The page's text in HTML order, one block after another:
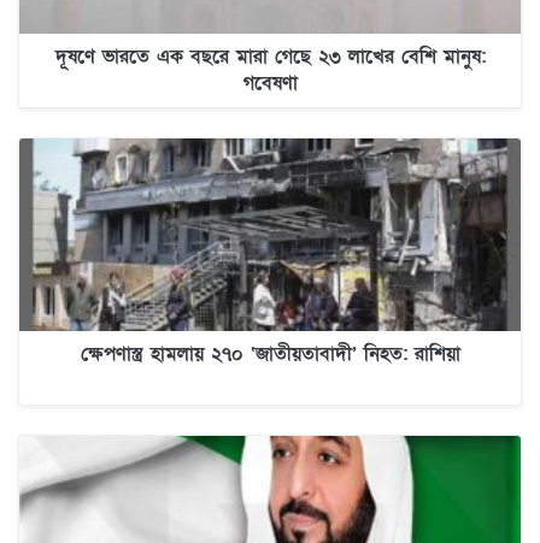
দূষণে ভারতে এক বছরে মারা গেছে ২৩ লাখের বেশি মানুষ:
গবেষণা
ক্ষেপণাস্ত্র হামলায় ২৭০ ‘জাতীয়তাবাদী’ নিহত: রাশিয়া